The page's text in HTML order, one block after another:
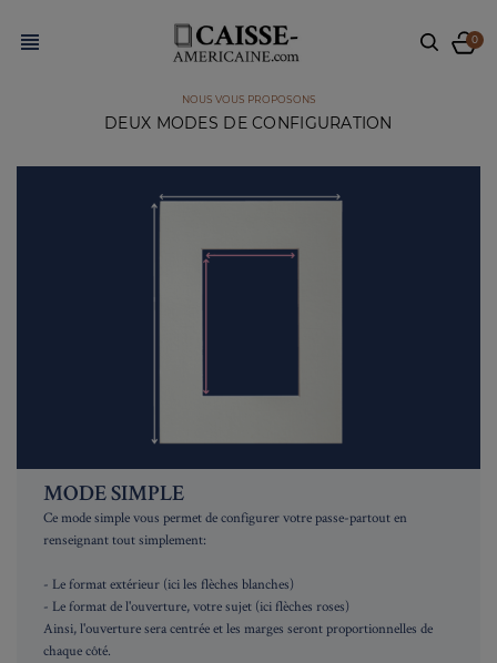
 0
NOUS VOUS PROPOSONS
DEUX MODES DE CONFIGURATION
MODE SIMPLE
Ce mode simple vous permet de configurer votre passe-partout en
renseignant tout simplement:
- Le format extérieur (ici les flèches blanches)
- Le format de l'ouverture, votre sujet (ici flèches roses)
Ainsi, l'ouverture sera centrée et les marges seront proportionnelles de
chaque côté.